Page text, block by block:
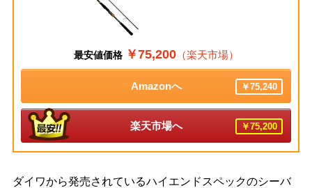
最安値価格 ￥75,200（楽天市場）
Amazonへ ￥75,240
楽天市場へ ￥75,200
ダイワから発売されているハイエンドスペックのシーバ